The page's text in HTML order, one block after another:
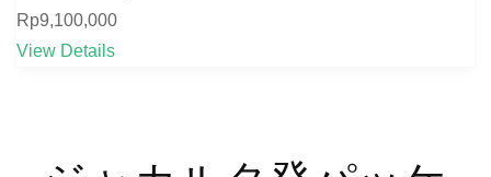
Rp9,100,000
View Details